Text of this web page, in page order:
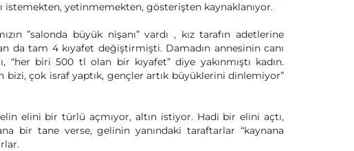
istemekten, yetinmemekten, gösterişten kaynaklanıyor.
”salonda büyük nişanı” vardı , kız tarafın adetlerine
da tam 4 kıyafet değiştirmişti. Damadın annesinin canı
“her biri 500 tl olan bir kıyafet” diye yakınmıştı kadın.
bizi, çok israf yaptık, gençler artık büyüklerini dinlemiyor”
elini bir türlü açmıyor, altın istiyor. Hadi bir elini açtı,
bir tane verse, gelinin yanındaki taraftarlar “kaynana